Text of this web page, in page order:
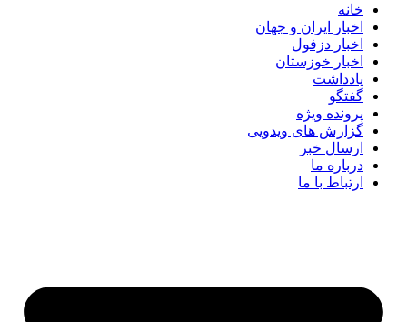
خانه
اخبار ایران و جهان
اخبار دزفول
اخبار خوزستان
یادداشت
گفتگو
پرونده ویژه
گزارش های ویدویی
ارسال خبر
درباره ما
ارتباط با ما